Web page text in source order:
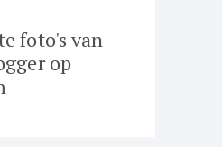
foto's van
op